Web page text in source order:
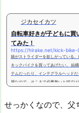
ジカセイカツ
自転車好きが子どもに買
てみた！
https://hirake.net/kick-bike-
娘がストライダーを欲しがっている
キックバイクを買ってあげたい。 結
テムだったり、インテグラルヘッド
用なので、そこまで必要無いと頭で
せっかくなので、父